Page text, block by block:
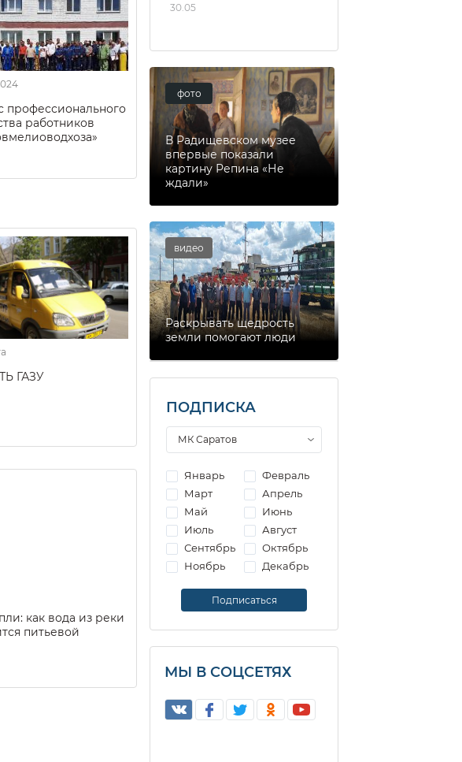
профессионального
работников
ГАЗУ
как вода из реки
питьевой
30.05
фото
В Радищевском музее
впервые показали
картину Репина «Не
ждали»
видео
Раскрывать щедрость
земли помогают люди
ПОДПИСКА
Январь
Февраль
Март
Апрель
Май
Июнь
Июль
Август
Сентябрь
Октябрь
Ноябрь
Декабрь
МЫ В СОЦСЕТЯХ